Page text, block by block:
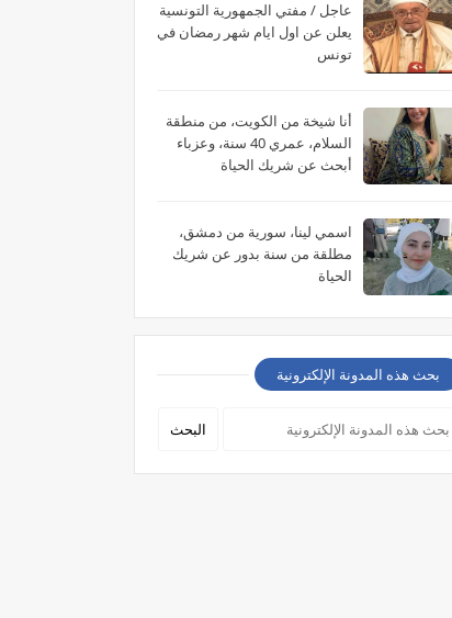
عاجل / مفتي الجمهورية التونسية
يعلن عن اول ايام شهر رمضان في
تونس
أنا شيخة من الكويت، من منطقة
السلام، عمري 40 سنة، وعزباء
أبحث عن شريك الحياة
اسمي لينا، سورية من دمشق،
مطلقة من سنة بدور عن شريك
الحياة
بحث هذه المدونة الإلكترونية